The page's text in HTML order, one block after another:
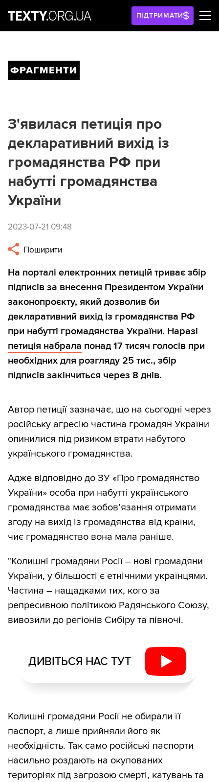
ПІДТРИМАТИ
ФРАГМЕНТИ
З'явилася петиція про
декларативний вихід із
громадянства РФ при
набутті громадянства
України
2023-07-21 09:48
Поширити
На порталі електронних петицій триває збір
підписів за внесення Президентом України
законопроєкту, який дозволив би
декларативний вихід із громадянства РФ
при набутті громадянства України. Наразі
петиція набрала понад 17 тисяч голосів при
необхідних для розгляду 25 тис., збір
підписів закінчиться через 8 днів.
Автор петиції зазначає, що на сьогодні через
російську агресію частина громадян України
опинилися під ризиком втрати набутого
українського громадянства.
Адже відповідно до ЗУ «Про громадянство
України» особа при набутті українського
громадянства має зобов’язання отримати
згоду на вихід із громадянства від країни,
чиє громадянство вона мала раніше.
"Колишні громадяни Росії – нові громадяни
України, у більшості є етнічними українцями.
Частина – нащадками тих, кого за
репресивною політикою Радянського Союзу,
вивозили до регіонів Сибіру та півночі.
ДИВІТЬСЯ НАС ТУТ
Колишні громадяни Росії не обирали її
паспорт, а лише прийняли його як
необхідність. Так само російські паспорти
насильно роздають на окупованих
територіях під загрозою смерті, катувань та